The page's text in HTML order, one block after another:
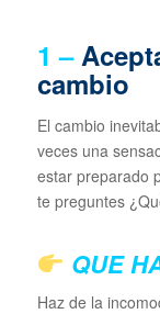
1 –
cambio
El cambio
veces una
estar preparado
te preguntes
QUE
Haz de la